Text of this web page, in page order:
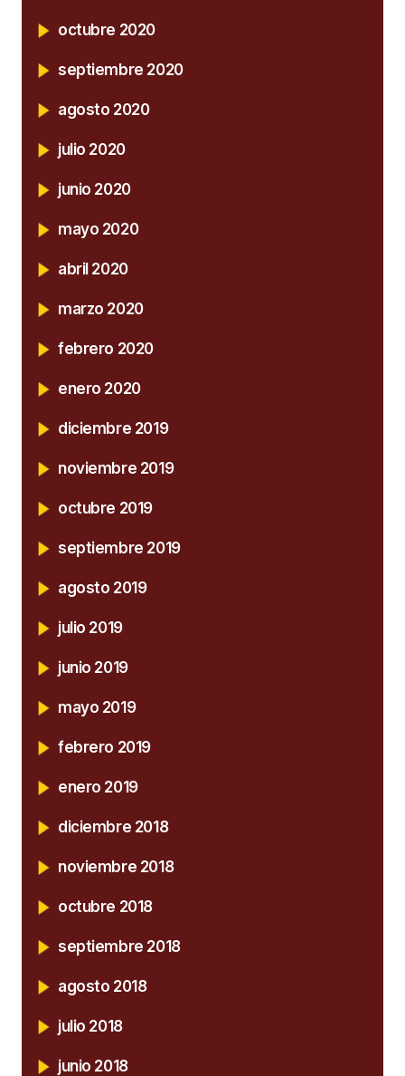
octubre 2020
septiembre 2020
agosto 2020
julio 2020
junio 2020
mayo 2020
abril 2020
marzo 2020
febrero 2020
enero 2020
diciembre 2019
noviembre 2019
octubre 2019
septiembre 2019
agosto 2019
julio 2019
junio 2019
mayo 2019
febrero 2019
enero 2019
diciembre 2018
noviembre 2018
octubre 2018
septiembre 2018
agosto 2018
julio 2018
junio 2018